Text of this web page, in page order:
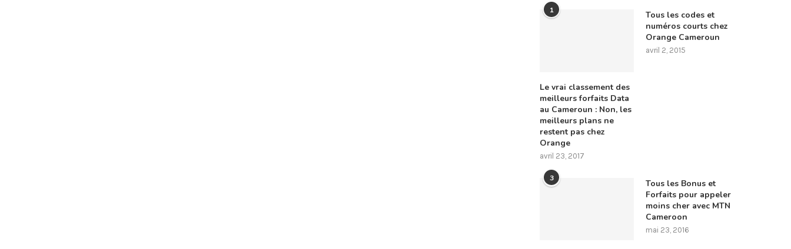
1
Le vrai classement des
meilleurs forfaits Data
au Cameroun : Non, les
meilleurs plans ne
restent pas chez
Orange
avril 23, 2017
Tous les codes et
numéros courts chez
Orange Cameroun
avril 2, 2015
3
Tous les Bonus et
Forfaits pour appeler
moins cher avec MTN
Cameroon
mai 23, 2016